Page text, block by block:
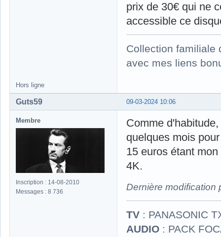
prix de 30€ qui ne
accessible ce
Collection familiale
avec mes liens
Hors ligne
09-03-2024 10:06
Guts59
Membre
Inscription : 14-08-2010
Messages : 8 736
Comme
quelques mois
15 euros étant
4K.
Dernière modification
TV : PANASONIC
AUDIO : PACK